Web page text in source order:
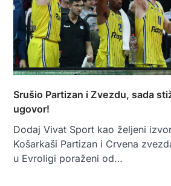
Srušio Partizan i Zvezdu, sada
ugovor!
Dodaj Vivat Sport kao željeni
Košarkaši Partizan i Crvena
u Evroligi poraženi od…